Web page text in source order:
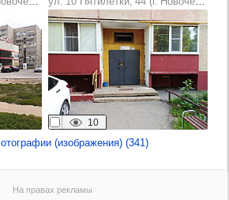
10
(изображения) (341)